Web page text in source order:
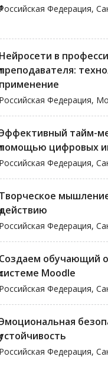
Федерация,
Нейросети в
применение
Российская Федерация,
тайм-
цифровых
Российская Федерация,
Творческое
Российская Федерация,
Создаем обучающий
Moodle
Российская Федерация,
Российская Федерация,